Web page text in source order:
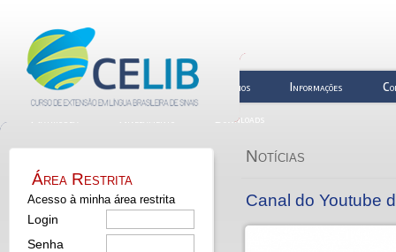
Biblioteca Quem Somos Horários Informações
Matrícula
Nivelamento Downloads
Área Restrita
Acesso à minha área restrita
Login
Senha
Notícias
Canal do Youtube